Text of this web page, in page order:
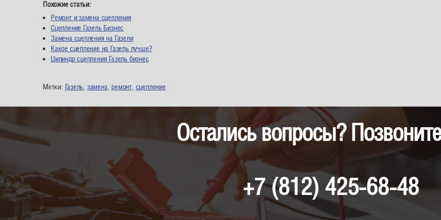
Похожие статьи:
Ремонт и замена сцепления
Сцепление Газель Бизнес
Замена сцепления на Газели
Какое сцепление на Газель лучше?
Цилиндр сцепления Газель бизнес
Метки: Газель замена ремонт, сцепление
Остались вопросы?
+7 (812) 425-68-48